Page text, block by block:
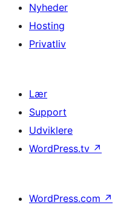
Nyheder
Hosting
Privatliv
Lær
Support
Udviklere
WordPress.tv ↗
WordPress.com ↗